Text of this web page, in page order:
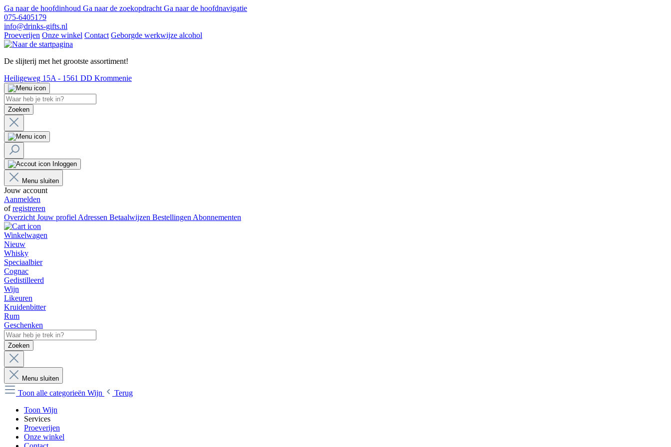
Ga naar de hoofdinhoud Ga naar de zoekopdracht Ga naar de hoofdnavigatie
075-6405179
info@drinks-gifts.nl
Proeverijen Onze winkel Contact Geborgde werkwijze alcohol
De slijterij met het grootste assortiment!
Heiligeweg 15A - 1561 DD Krommenie
Zoeken
Inloggen
Menu sluiten
Jouw account
Aanmelden
ofregistreren
Overzicht Jouw profiel Adressen Betaalwijzen Bestellingen Abonnementen
Winkelwagen
Nieuw
Whisky
Speciaalbier
Cognac
Gedistilleerd
Wijn
Likeuren
Kruidenbitter
Rum
Geschenken
Zoeken
Menu sluiten
Toon alle categorieën Wijn
Terug
Toon Wijn
Services
Proeverijen
Onze winkel